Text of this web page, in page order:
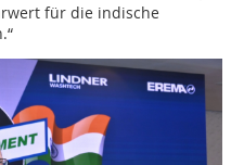
für die indische